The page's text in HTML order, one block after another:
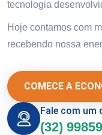
tecnologia
Hoje contamos com
recebendo nossa
COMECE A
Fale com um
(32)